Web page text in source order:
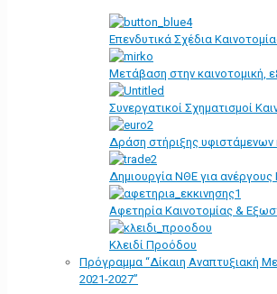
Επενδυτικά Σχέδια
Μετάβαση στην καινοτομική,
Συνεργατικοί Σχηματισμοί
Δράση στήριξης
Δημιουργία ΝΘΕ για
Αφετηρία Kαινοτομίας &
Κλειδί Προόδου
Πρόγραμμα “Δίκαιη Αναπτυξιακή
2021-2027”